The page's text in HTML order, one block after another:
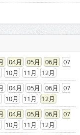
04 05 06
07
10 11
12
04 05 06
07
10 11
12
04 05 06
07
10 11
12